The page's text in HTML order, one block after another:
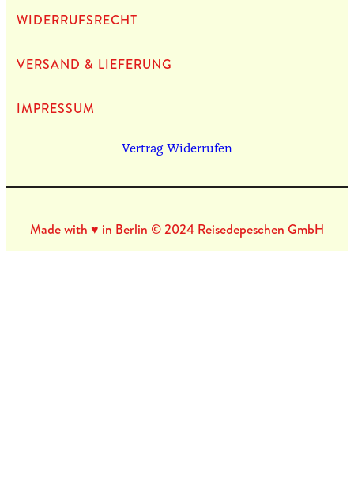
WIDERRUFSRECHT
VERSAND & LIEFERUNG
IMPRES­SUM
Vertrag Widerrufen
Made with ♥ in Berlin © 2024 Reisedepeschen GmbH